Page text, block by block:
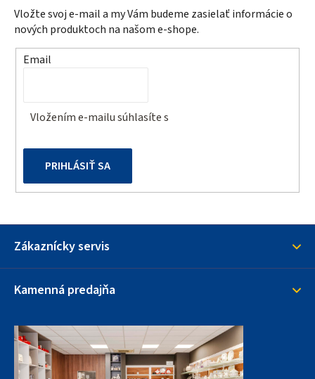
Vložte svoj e-mail a my Vám budeme zasielať informácie o
nových produktoch na našom e-shope.
Email
Vložením e-mailu súhlasíte s
PRIHLÁSIŤ SA
Zákaznícky servis
Kamenná predajňa